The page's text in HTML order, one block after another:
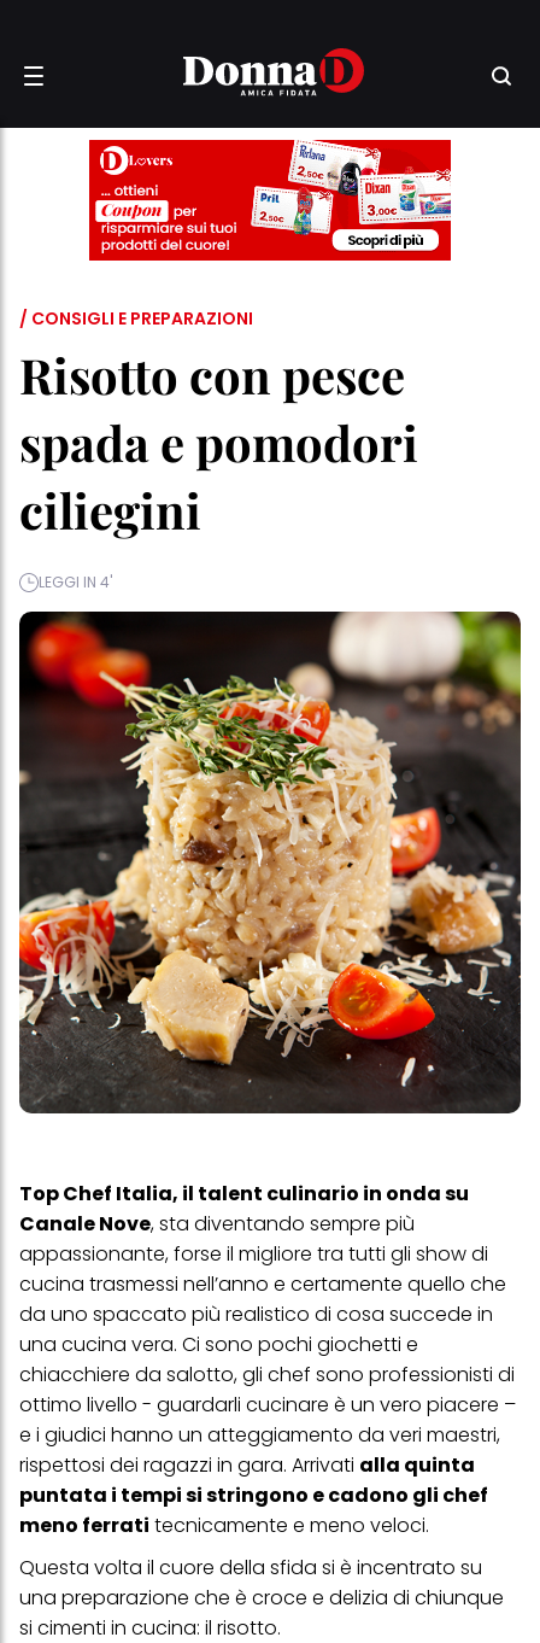
/ CONSIGLI E PREPARAZIONI
Risotto con pesce
spada e pomodori
ciliegini
LEGGI IN 4'
Top Chef Italia, il talent culinario in onda su
Canale Nove, sta diventando sempre più
appassionante, forse il migliore tra tutti gli show di
cucina trasmessi nell’anno e certamente quello che
da uno spaccato più realistico di cosa succede in
una cucina vera. Ci sono pochi giochetti e
chiacchiere da salotto, gli chef sono professionisti di
ottimo livello - guardarli cucinare è un vero piacere –
e i giudici hanno un atteggiamento da veri maestri,
rispettosi dei ragazzi in gara. Arrivati alla quinta
puntata i tempi si stringono e cadono gli chef
meno ferrati tecnicamente e meno veloci.
Questa volta il cuore della sfida si è incentrato su
una preparazione che è croce e delizia di chiunque
si cimenti in cucina: il risotto.